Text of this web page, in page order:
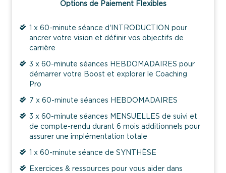
Options de Paiement Flexibles
1 x 60-minute séance d'INTRODUCTION pour
ancrer votre vision et définir vos objectifs de
carrière
3 x 60-minute séances HEBDOMADAIRES pour
démarrer votre Boost et explorer le Coaching
Pro
7 x 60-minute séances HEBDOMADAIRES
3 x 60-minute séances MENSUELLES de suivi et
de compte-rendu durant 6 mois additionnels pour
assurer une implémentation totale
1 x 60-minute séance de SYNTHÈSE
Exercices & ressources pour vous aider dans